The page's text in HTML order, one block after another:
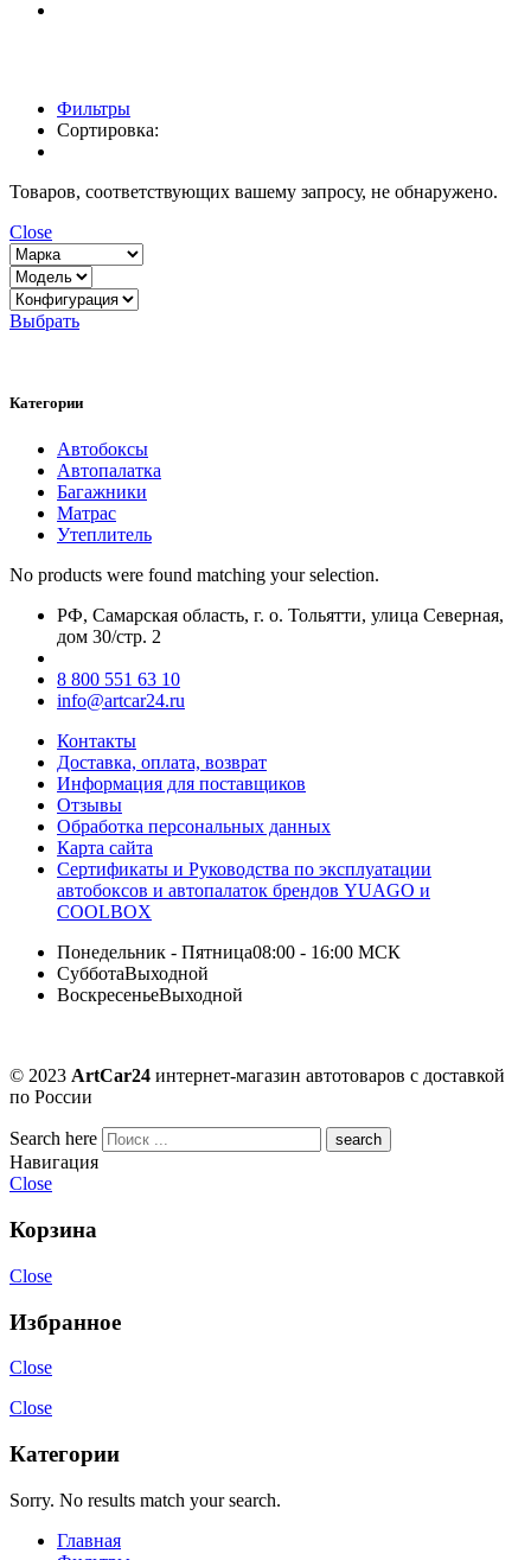
Фильтры
Сортировка:
Товаров, соответствующих вашему запросу, не обнаружено.
Close
Выбрать
Категории
Автобоксы
Автопалатка
Багажники
Матрас
Утеплитель
No products were found matching your selection.
РФ, Самарская область, г. о. Тольятти, улица Северная,
дом 30/стр. 2
8 800 551 63 10
info@artcar24.ru
Контакты
Доставка, оплата, возврат
Информация для поставщиков
Отзывы
Обработка персональных данных
Карта сайта
Сертификаты и Руководства по эксплуатации
автобоксов и автопалаток брендов YUAGO и
COOLBOX
Понедельник - Пятница08:00 - 16:00 МСК
СубботаВыходной
ВоскресеньеВыходной
© 2023 ArtCar24 интернет-магазин автотоваров с доставкой
по России
Search here
Навигация
Close
Корзина
Close
Избранное
Close
Close
Категории
Sorry. No results match your search.
Главная